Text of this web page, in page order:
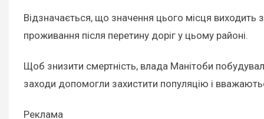
Відзначається, що значення цього місця виходить
проживання після перетину доріг у цьому районі.
Щоб знизити смертність, влада Манітоби
заходи допомогли захистити популяцію і
Реклама